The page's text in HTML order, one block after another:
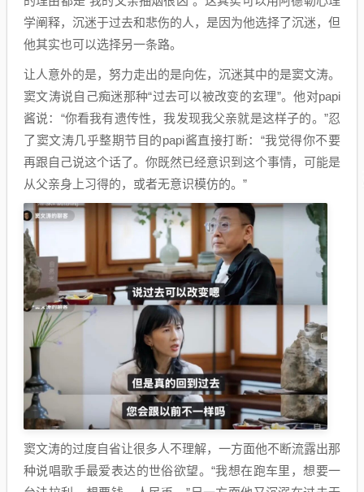
学阐释，沉迷于过去和悲伤的人，是因为他选择了沉迷，但
他其实也可以选择另一条路。
让人意外的是，努力走出的是向佐，沉迷其中的是窦文涛。
窦文涛说自己痴迷那种“过去可以被改变的玄理”。他对papi
酱说：“你看我有遗传性，我发现我父亲就是这样子的。”忍
了窦文涛几乎整期节目的papi酱直接打断：“我觉得你不要
再跟自己说这个话了。你既然已经意识到这个事情，可能是
从父亲身上习得的，或者无意识模仿的。”
窦文涛的过度自省让很多人不理解，一方面他不断流露出那
种说唱歌手最爱表达的世俗欲望。“我想在跑车里，想要一